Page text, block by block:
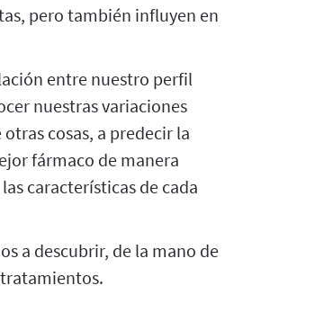
pero también influyen en
entre nuestro perfil
nuestras variaciones
cosas, a predecir la
fármaco de manera
características de cada
a descubrir, de la mano de
tratamientos.